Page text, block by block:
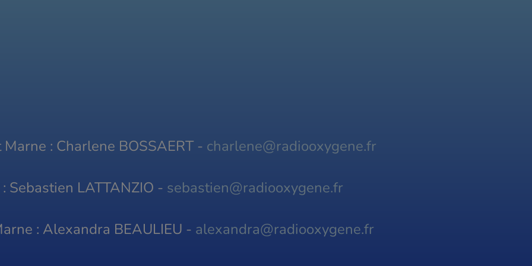
: Charlene BOSSAERT - charlene@radiooxygene.fr
Sebastien LATTANZIO - sebastien@radiooxygene.fr
: Alexandra BEAULIEU - alexandra@radiooxygene.fr